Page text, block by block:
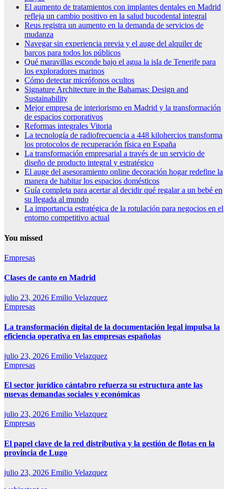
El aumento de tratamientos con implantes dentales en Madrid
refleja un cambio positivo en la salud bucodental integral
Reus registra un aumento en la demanda de servicios de
mudanza
Navegar sin experiencia previa y el auge del alquiler de
barcos para todos los públicos
Qué maravillas esconde bajo el agua la isla de Tenerife para
los exploradores marinos
Cómo detectar micrófonos ocultos
Signature Architecture in the Bahamas: Design and
Sustainability
Mejor empresa de interiorismo en Madrid y la transformación
de espacios corporativos
Reformas integrales Vitoria
La tecnología de radiofrecuencia a 448 kilohercios transforma
los protocolos de recuperación física en España
La transformación empresarial a través de un servicio de
diseño de producto integral y estratégico
El auge del asesoramiento online decoración hogar redefine la
manera de habitar los espacios domésticos
Guía completa para acertar al decidir qué regalar a un bebé en
su llegada al mundo
La importancia estratégica de la rotulación para negocios en el
entorno competitivo actual
You missed
Empresas
Clases de canto en Madrid
julio 23, 2026 Emilio Velazquez
Empresas
La transformación digital de la documentación legal impulsa la
eficiencia operativa en las empresas españolas
julio 23, 2026 Emilio Velazquez
Empresas
El sector jurídico cántabro refuerza su estructura ante las
nuevas demandas sociales y económicas
julio 23, 2026 Emilio Velazquez
Empresas
El papel clave de la red distributiva y la gestión de flotas en la
provincia de Lugo
julio 23, 2026 Emilio Velazquez